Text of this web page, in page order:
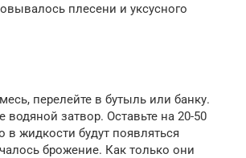
плесени и уксусного
перелейте в бутыль или банку.
водяной затвор. Оставьте на 20-50
в жидкости будут появляться
брожение. Как только они